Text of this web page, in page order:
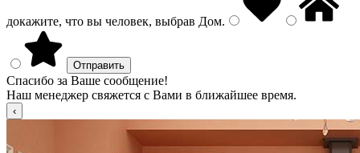
докажите, что вы человек, выбрав Дом.
Спасибо за Ваше сообщение!
Наш менеджер свяжется с Вами в ближайшее время.